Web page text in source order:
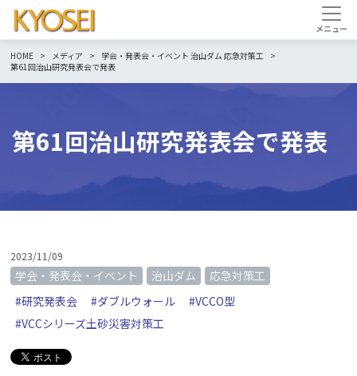
HOME メディア 学会・発表会・イベント 治山ダム応急対策工
第61回治山研究発表会で発表
第61回治山研究発表会で発表
2023/11/09
学会・発表会・イベント 治山ダム
応急対策工
#研究発表会
#ダブルウォール
#VCCO型
#VCCシリーズ土砂災害対策工